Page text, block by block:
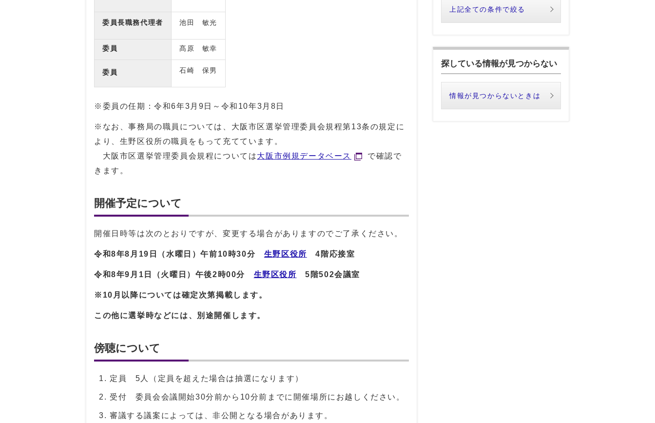
委員長職務代理者 池田 敏光
委員 髙原 敏幸
委員 石崎 保男
※委員の任期：令和6年3月9日～令和10年3月8日
※なお、事務局の職員については、大阪市区選挙管理委員会規程第13条の規定に
より、生野区役所の職員をもって充てています。
大阪市区選挙管理委員会規程については大阪市例規データベース
で確認で
きます。
開催予定について
開催日時等は次のとおりですが、変更する場合がありますのでご了承ください。
令和8年8月19日（水曜日）午前10時30分 生野区役所 4 階応接室
令和8年9月1日（火曜日）午後2時00分 生野区役所 5 階502会議室
※10月以降については確定次第掲載します。
この他に選挙時などには、別途開催します。
傍聴について
定員 5人（定員を超えた場合は抽選になります）
受付 委員会会議開始30分前から10分前までに開催場所にお越しください。
審議する議案によっては、非公開となる場合があります。
上記全ての条件で絞る
探している情報が見つからない
情報が見つからないときは